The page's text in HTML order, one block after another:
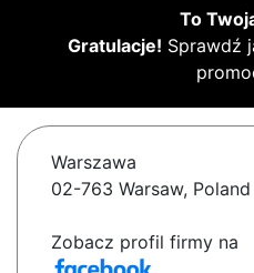
To
Gratulacje! Sprawdź
Warszawa
02-763 Warsaw, Poland
Zobacz profil firmy na